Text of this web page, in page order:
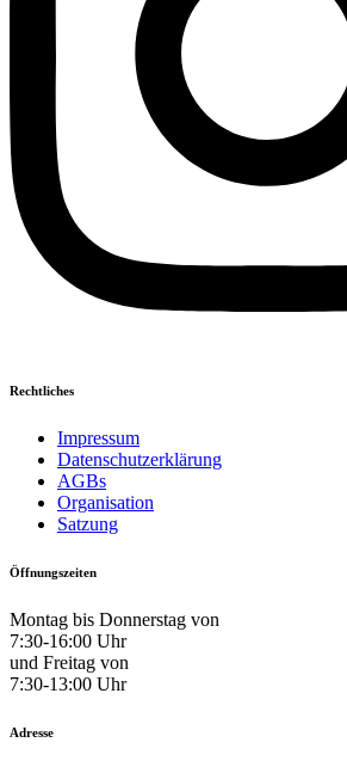
Rechtliches
Impressum
Datenschutzerklärung
AGBs
Organisation
Satzung
Öffnungszeiten
Montag bis Donnerstag von
7:30-16:00 Uhr
und Freitag von
7:30-13:00 Uhr
Adresse